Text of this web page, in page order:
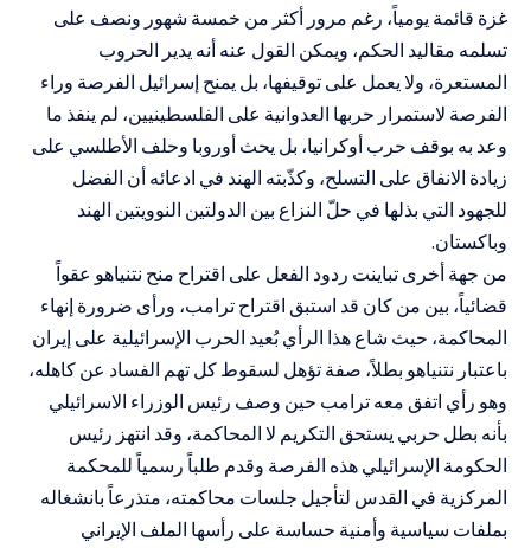
غزة قائمة يومياً، رغم مرور أكثر من خمسة شهور ونصف على
تسلمه مقاليد الحكم، ويمكن القول عنه أنه يدير الحروب
المستعرة، ولا يعمل على توقيفها، بل يمنح إسرائيل الفرصة وراء
الفرصة لاستمرار حربها العدوانية على الفلسطينيين، لم ينفذ ما
وعد به بوقف حرب أوكرانيا، بل يحث أوروبا وحلف الأطلسي على
زيادة الانفاق على التسلح، وكذّبته الهند في ادعائه أن الفضل
للجهود التي بذلها في حلّ النزاع بين الدولتين النوويتين الهند
وباكستان.
من جهة أخرى تباينت ردود الفعل على اقتراح منح نتنياهو عقواً
قضائياً، بين من كان قد استبق اقتراح ترامب، ورأى ضرورة إنهاء
المحاكمة، حيث شاع هذا الرأي بُعيد الحرب الإسرائيلية على إيران
باعتبار نتنياهو بطلاً، صفة تؤهل لسقوط كل تهم الفساد عن كاهله،
وهو رأي اتفق معه ترامب حين وصف رئيس الوزراء الاسرائيلي
بأنه بطل حربي يستحق التكريم لا المحاكمة، وقد انتهز رئيس
الحكومة الإسرائيلي هذه الفرصة وقدم طلباً رسمياً للمحكمة
المركزية في القدس لتأجيل جلسات محاكمته، متذرعاً بانشغاله
بملفات سياسية وأمنية حساسة على رأسها الملف الإيراني